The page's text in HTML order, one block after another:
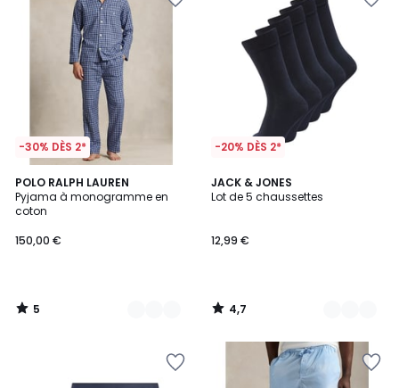
-30% DÈS 2*
POLO RALPH LAUREN
Pyjama à monogramme en
coton
150,00 €
5
/
5
3
Couleurs
5
/
-20% DÈS 2*
JACK & JONES
Lot de 5 chaussettes
12,99 €
4,7
/ 5
3
Couleurs
4,7
/